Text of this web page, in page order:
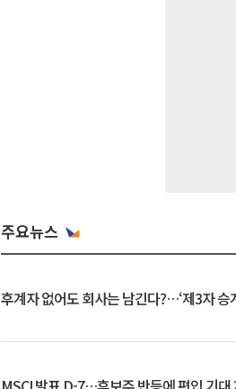
주요뉴스
후계자 없어도 회사는 남긴다?…‘제3자